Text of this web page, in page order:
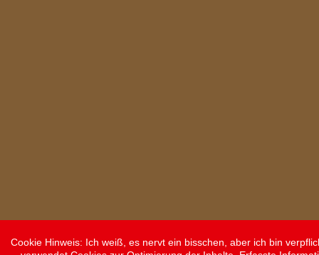
Cookie Hinweis: Ich weiß, es nervt ein bisschen, aber ich bin